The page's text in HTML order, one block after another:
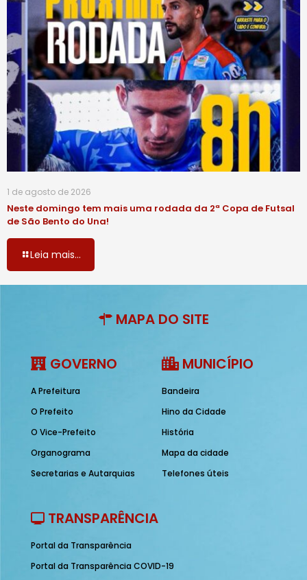
1 de agosto de 2026
Neste domingo tem mais uma rodada da 2ª Copa de Futsal
de São Bento do Una!
Leia mais...
MAPA DO SITE
GOVERNO
A Prefeitura
O Prefeito
O Vice-Prefeito
Organograma
Secretarias e Autarquias
MUNICÍPIO
Bandeira
Hino da Cidade
História
Mapa da cidade
Telefones úteis
TRANSPARÊNCIA
Portal da Transparência
Portal da Transparência COVID-19